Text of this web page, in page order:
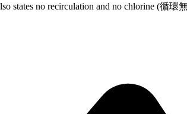
states no recirculation and no chlorine (循